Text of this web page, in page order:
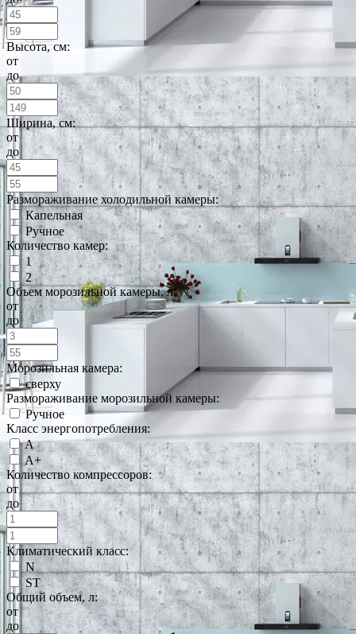
Высота, см:
от
до
Ширина, см:
от
до
Размораживание холодильной камеры:
Капельная
Ручное
Количество камер:
1
2
Объем морозильной камеры, л:
от
до
Морозильная камера:
сверху
Размораживание морозильной камеры:
Ручное
Класс энергопотребления:
A
A+
Количество компрессоров:
от
до
Климатический класс:
N
ST
Общий объем, л:
от
до